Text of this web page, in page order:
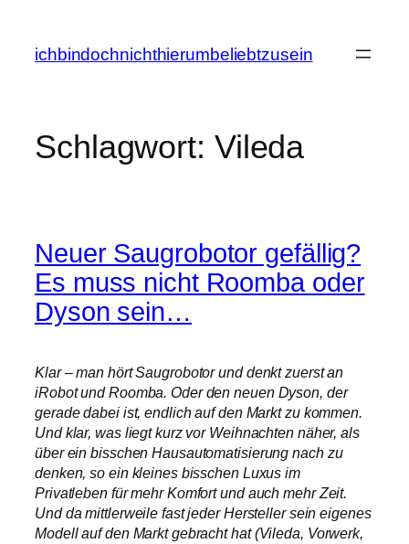
springen
ichbindochnichthierumbeliebtzusein
Schlagwort: Vileda
Neuer Saugrobotor gefällig?
Es muss nicht Roomba oder
Dyson sein…
Klar – man hört Saugrobotor und denkt zuerst an
iRobot und Roomba. Oder den neuen Dyson, der
gerade dabei ist, endlich auf den Markt zu kommen.
Und klar, was liegt kurz vor Weihnachten näher, als
über ein bisschen Hausautomatisierung nach zu
denken, so ein kleines bisschen Luxus im
Privatleben für mehr Komfort und auch mehr Zeit.
Und da mittlerweile fast jeder Hersteller sein eigenes
Modell auf den Markt gebracht hat (Vileda, Vorwerk,